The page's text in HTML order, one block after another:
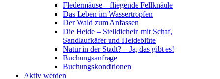
Fledermäuse – fliegende Fellknäule
Das Leben im Wassertropfen
Der Wald zum Anfassen
Die Heide – Stelldichein mit Schaf,
Sandlaufkäfer und Heideblüte
Natur in der Stadt? – Ja, das gibt es!
Buchungsanfrage
Buchungskonditionen
Aktiv werden